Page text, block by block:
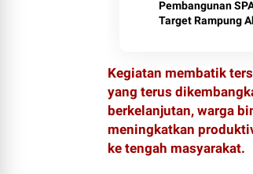
Pembangunan
Target Rampung
Kegiatan membatik
yang terus
berkelanjutan, warga
meningkatkan
ke tengah masyarakat.